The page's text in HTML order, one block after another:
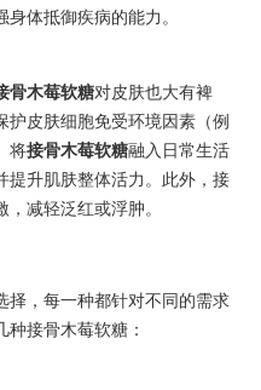
体抵御疾病的能力。
骨木莓软糖对皮肤也大有裨
护皮肤细胞免受环境因素（例
将接骨木莓软糖融入日常生活
提升肌肤整体活力。此外，接
减轻泛红或浮肿。
择，每一种都针对不同的需求
接骨木莓软糖：